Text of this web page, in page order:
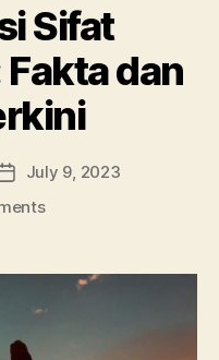
Sifat
dan
PostJuly 9, 2023
on
Perfeksionis: